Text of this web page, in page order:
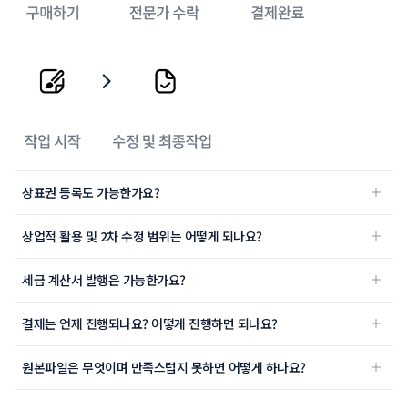
상표권 등록도 가능한가요?
상업적 활용 및 2차 수정 범위는 어떻게 되나요?
세금 계산서 발행은 가능한가요?
결제는 언제 진행되나요? 어떻게 진행하면 되나요?
원본파일은 무엇이며 만족스럽지 못하면 어떻게 하나요?